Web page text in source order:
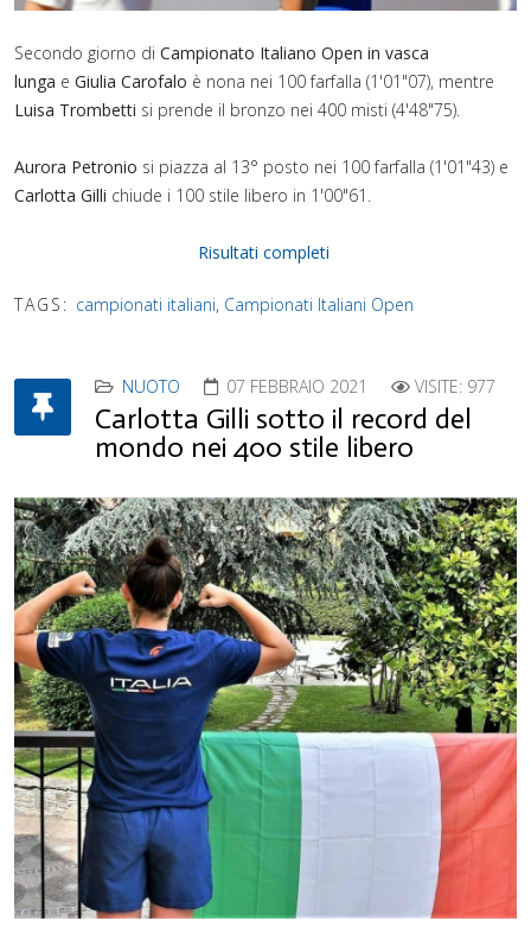
Secondo giorno di Campionato Italiano Open in vasca
lunga e Giulia Carofalo è nona nei 100 farfalla (1'01"07), mentre
Luisa Trombetti si prende il bronzo nei 400 misti (4'48"75).
Aurora Petronio si piazza al 13° posto nei 100 farfalla (1'01"43) e
Carlotta Gilli chiude i 100 stile libero in 1'00"61.⁣
Risultati completi
TAGS: campionati italiani, Campionati Italiani Open
NUOTO 07 FEBBRAIO 2021 VISITE: 977
Carlotta Gilli sotto il record del
mondo nei 400 stile libero